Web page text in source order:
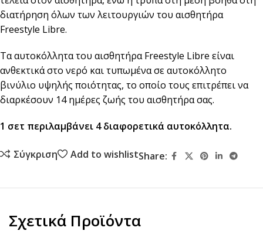
διατήρηση όλων των λειτουργιών του αισθητήρα
Freestyle Libre.
Τα αυτοκόλλητα του αισθητήρα Freestyle Libre είναι
ανθεκτικά στο νερό και τυπωμένα σε αυτοκόλλητο
βινύλιο υψηλής ποιότητας, το οποίο τους επιτρέπει να
διαρκέσουν 14 ημέρες ζωής του αισθητήρα σας.
1 σετ περιλαμβάνει 4 διαφορετικά αυτοκόλλητα.
Σύγκριση Add to wishlistShare:
Σχετικά Προϊόντα